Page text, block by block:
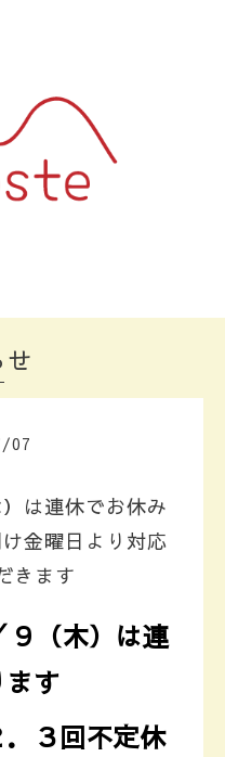
せ
/07
は連休でお休み
金曜日より対応
きます
（木）は連
す
３回不定休